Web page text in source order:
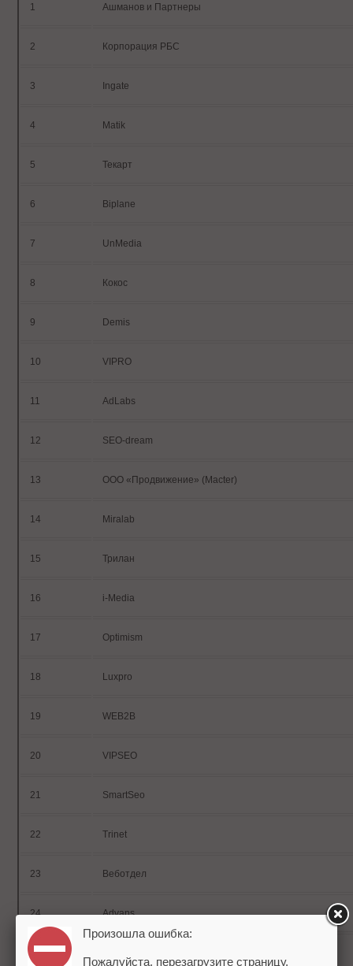
1 Ашманов и Партнеры
2 Корпорация РБС
3 Ingate
4 Matik
5 Текарт
6 Biplane
7 UnMedia
8 Кокос
9 Demis
10 VIPRO
11 AdLabs
12 SEO-dream
13 ООО «Продвижение» (Macter)
14 Miralab
15 Трилан
16 i-Media
17 Optimism
18 Luxpro
19 WEB2B
20 VIPSEO
21 SmartSeo
22 Trinet
23 Веботдел
24 Advans
25
Произошла ошибка:
Пожалуйста, перезагрузите страницу.